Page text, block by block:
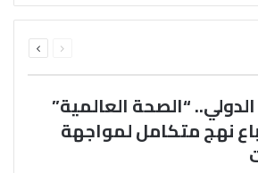
الصفحةالصفحة
“الصحة العالمية”
نهج متكامل لمواجهة